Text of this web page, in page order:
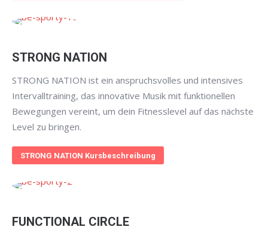
STRONG NATION
STRONG NATION ist ein anspruchsvolles und intensives
Intervalltraining, das innovative Musik mit funktionellen
Bewegungen vereint, um dein Fitnesslevel auf das nächste
Level zu bringen.
STRONG NATION Kursbeschreibung
FUNCTIONAL CIRCLE